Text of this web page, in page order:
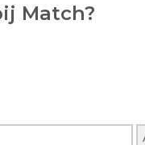
Match?